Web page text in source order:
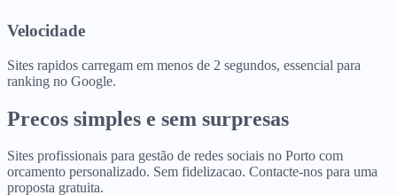
Velocidade
Sites rapidos carregam em menos de 2 segundos, essencial para
ranking no Google.
Precos simples e sem surpresas
Sites profissionais para gestão de redes sociais no Porto com
orcamento personalizado. Sem fidelizacao. Contacte-nos para uma
proposta gratuita.